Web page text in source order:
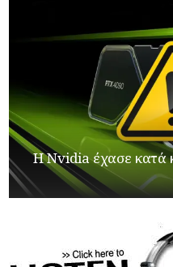
Η Nvidia έχασε κατά